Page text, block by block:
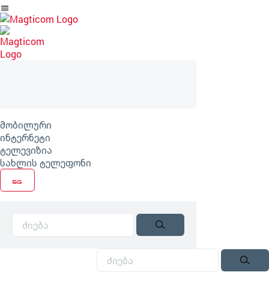
არტიკლზე
გადასვლა
მობილური
ინტერნეტი
ტელევიზია
სახლის ტელეფონი